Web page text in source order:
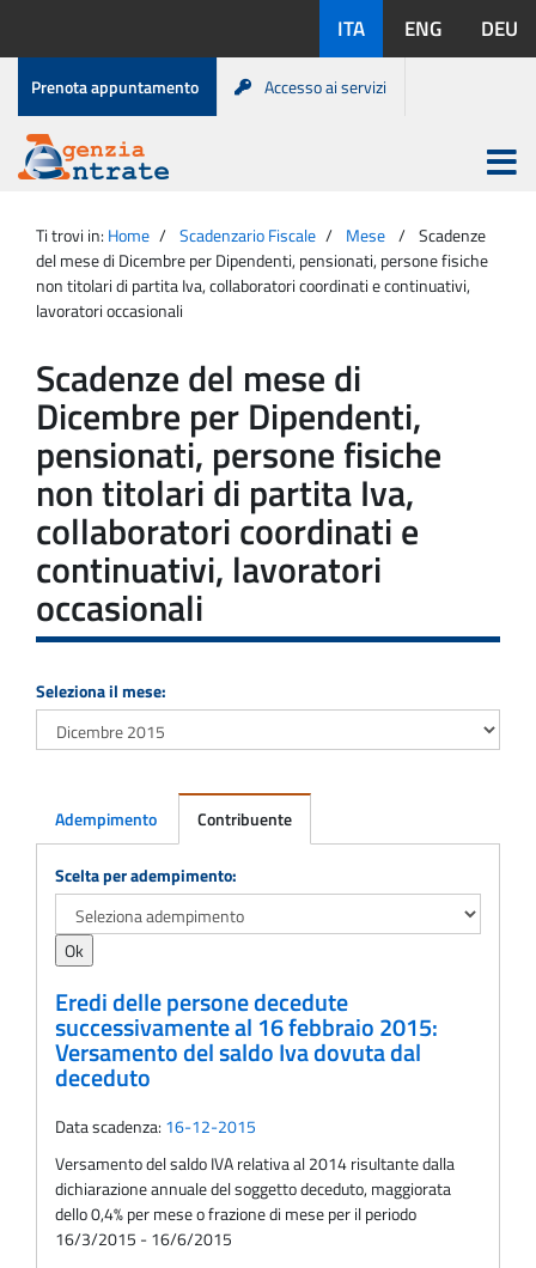
contenuto
disponibili:
ITA ENG DEU
Menu
di
servizio
Prenota appuntamento Accesso ai servizi
Agenzia
Entrate
Apri
menu
principale
Ti trovi in: Home Scadenzario Fiscale Mese
Scadenze
del mese di Dicembre per Dipendenti, pensionati, persone fisiche
non titolari di partita Iva, collaboratori coordinati e continuativi,
lavoratori occasionali
Scadenze del mese di
Dicembre per Dipendenti,
pensionati, persone fisiche
non titolari di partita Iva,
collaboratori coordinati e
continuativi, lavoratori
occasionali
Seleziona il mese:
Adempimento Contribuente
Adempimento
Scelta per adempimento:
Eredi delle persone decedute
successivamente al 16 febbraio 2015:
Versamento del saldo Iva dovuta dal
deceduto
Data scadenza: 16-12-2015
Versamento del saldo IVA relativa al 2014 risultante dalla
dichiarazione annuale del soggetto deceduto, maggiorata
dello 0,4% per mese o frazione di mese per il periodo
16/3/2015 - 16/6/2015